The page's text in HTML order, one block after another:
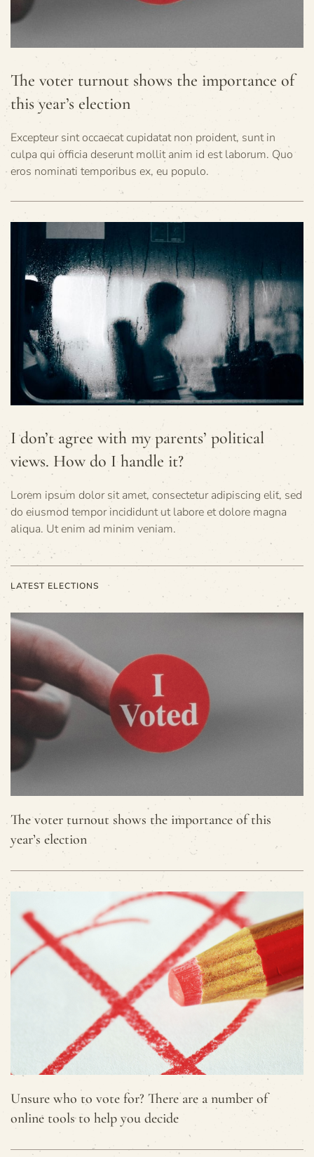
The voter turnout shows the importance of
this year’s election
Excepteur sint occaecat cupidatat non proident, sunt in
culpa qui officia deserunt mollit anim id est laborum. Quo
eros nominati temporibus ex, eu populo.
I don’t agree with my parents’ political
views. How do I handle it?
Lorem ipsum dolor sit amet, consectetur adipiscing elit, sed
do eiusmod tempor incididunt ut labore et dolore magna
aliqua. Ut enim ad minim veniam.
LATEST ELECTIONS
The voter turnout shows the importance of this
year’s election
Unsure who to vote for? There are a number of
online tools to help you decide